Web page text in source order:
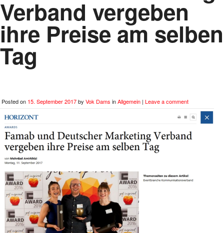
Verband vergeben
ihre Preise am selben
Tag
Posted on 15. September 2017by Vok Dams inAllgemein | Leave a comment